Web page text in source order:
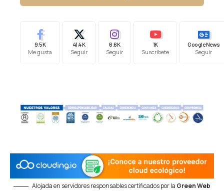
9.5K
Me gusta
41.4K
Seguir
6.6K
Seguir
1K
Suscríbete
Google News
Seguir
Alojada en servidores responsables certificados por la Green Web